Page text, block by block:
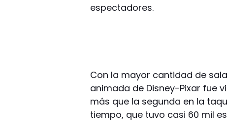
espectadores.
Con la mayor cantidad de
animada de Disney-Pixar fue
más que la segunda en la
tiempo, que tuvo casi 60 mil